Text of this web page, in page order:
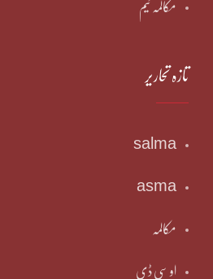
مکالمہ ٹیم
تازہ تحاریر
salma
asma
مکالمہ
او سی ڈی